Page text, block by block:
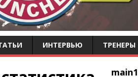
ИНТЕРВЬЮ ТРЕНЕРЫ
main1